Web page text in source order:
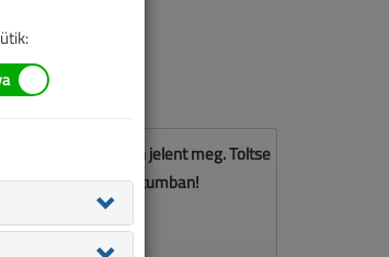
júniusi számában jelent meg. Töltse
PDF formátumban!
LETÖLTÉS